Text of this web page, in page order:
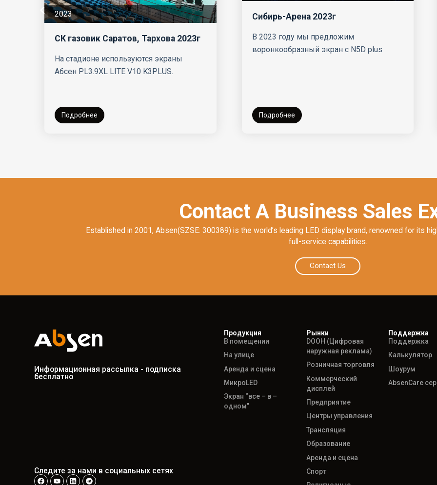
Сибирь-Арена 2023г
В 2023 году мы предложим
Подробнее
2022
Спортивный комплекс «Академия
единоборств» в Сочи 2022г
Подробнее
Contact A Business Sales
Established in 2001, Absen(SZSE: 300389) is the world’s leading LED display brand, renowned for its
full-service capabilities.
Contact Us
Информационная рассылка - подписка
бесплатно
Следите за нами в социальных сетях
Продукция
В помещении
На улице
Аренда и сцена
МикроLED
Экран “все – в –
одном”
Рынки
DOOH (Цифровая
наружная реклама)
Розничная торговля
Коммерческий
дисплей
Предприятие
Центры управления
Трансляция
Образование
Аренда и сцена
Спорт
Поддержка
Поддержка
Калькулятор
Шоурум
AbsenCare